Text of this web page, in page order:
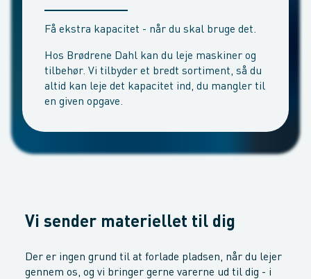
Få ekstra kapacitet - når du skal bruge det.
Hos Brødrene Dahl kan du leje maskiner og
tilbehør. Vi tilbyder et bredt sortiment, så du
altid kan leje det kapacitet ind, du mangler til
en given opgave.
Vi sender materiellet til dig
Der er ingen grund til at forlade pladsen, når du lejer
gennem os, og vi bringer gerne varerne ud til dig - i